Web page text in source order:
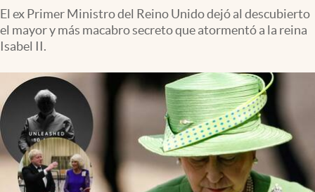
Tv
Clima
Espiritualidad
Mediakit
abre en nueva pestaña
México
El ex Primer Ministro del Reino Unido dejó al descubierto
el mayor y más macabro secreto que atormentó a la reina
Isabel II.